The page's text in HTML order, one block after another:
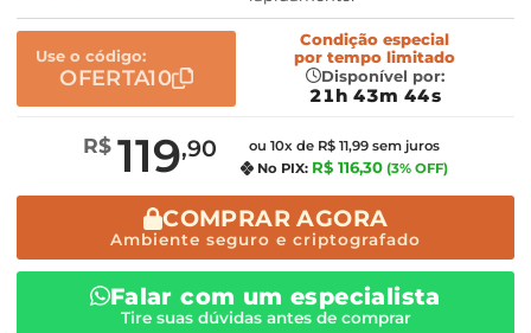
Use o código:
OFERTA10
Condição especial
por tempo limitado
Disponível por:
21h 43m 43s
R$ 119,90
ou 10x de R$ 11,99 sem juros
No PIX: R$ 116,30 (3% OFF)
COMPRAR AGORA
Ambiente seguro e criptografado
Falar com um especialista
Tire suas dúvidas antes de comprar